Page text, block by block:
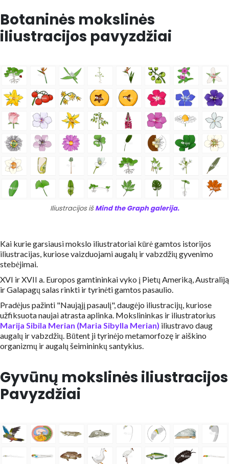
Botaninės mokslinės
iliustracijos pavyzdžiai
Iliustracijos išMind the Graph galerija.
Kai kurie garsiausi mokslo iliustratoriai kūrė gamtos istorijos
iliustracijas, kuriose vaizduojami augalų ir vabzdžių gyvenimo
stebėjimai.
XVI ir XVII a. Europos gamtininkai vyko į Pietų Ameriką, Australiją
ir Galapagų salas rinkti ir tyrinėti gamtos pasaulio.
Pradėjus pažinti "Naująjį pasaulį", daugėjo iliustracijų, kuriose
užfiksuota naujai atrasta aplinka. Mokslininkas ir iliustratorius
Marija Sibila Merian (Maria Sibylla Merian) iliustravo daug
augalų ir vabzdžių. Būtent ji tyrinėjo metamorfozę ir aiškino
organizmų ir augalų šeimininkų santykius.
Gyvūnų mokslinės iliustracijos
Pavyzdžiai